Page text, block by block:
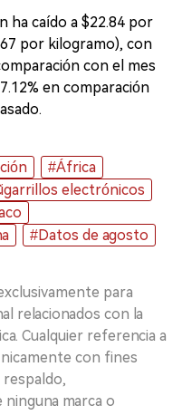
ha caído a $22.84 por
por kilogramo), con
con el mes
en comparación
#África
electrónicos
#Datos de agosto
para
relacionados con la
Cualquier referencia a
con fines
marca o